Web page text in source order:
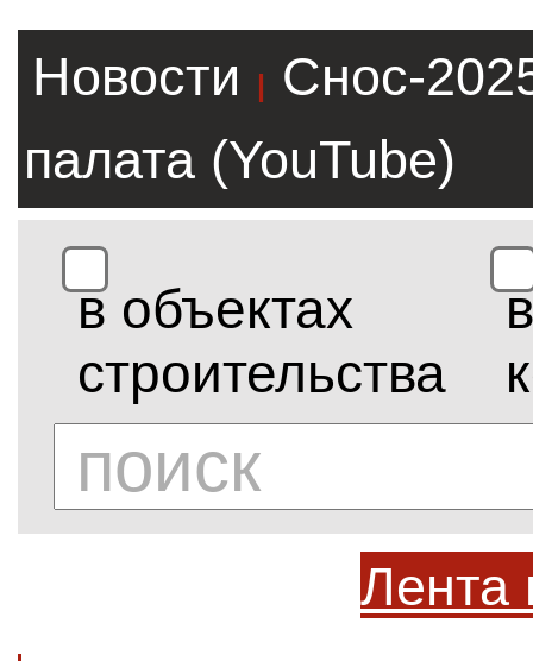
Новости |
Снос-
палата (YouTube)
в объектах
строительства
в
Лента